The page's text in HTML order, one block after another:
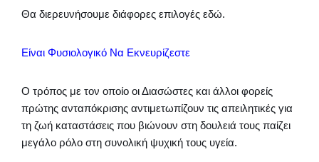
Θα διερευνήσουμε διάφορες επιλογές εδώ.
Είναι Φυσιολογικό Να Εκνευρίζεστε
Ο τρόπος με τον οποίο οι Διασώστες και άλλοι φορείς
πρώτης ανταπόκρισης αντιμετωπίζουν τις απειλητικές για
τη ζωή καταστάσεις που βιώνουν στη δουλειά τους παίζει
μεγάλο ρόλο στη συνολική ψυχική τους υγεία.